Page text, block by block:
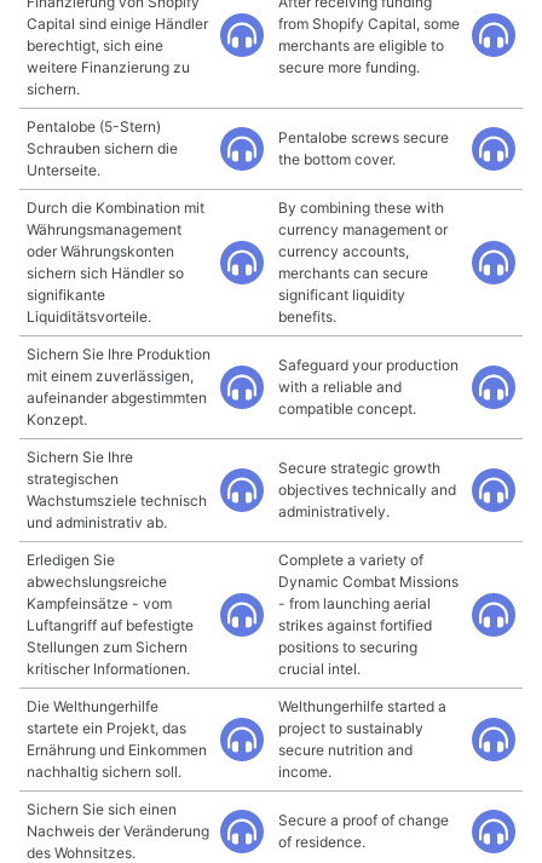
Capital sind einige Händler
berechtigt, sich eine
weitere Finanzierung zu
sichern.
from Shopify Capital, some
merchants are eligible to
secure more funding.
Pentalobe (5-Stern)
Schrauben sichern die
Unterseite.
Pentalobe screws secure
the bottom cover.
Durch die Kombination mit
Währungsmanagement
oder Währungskonten
sichern sich Händler so
signifikante
Liquiditätsvorteile.
By combining these with
currency management or
currency accounts,
merchants can secure
significant liquidity
benefits.
Sichern Sie Ihre Produktion
mit einem zuverlässigen,
aufeinander abgestimmten
Konzept.
Safeguard your production
with a reliable and
compatible concept.
Sichern Sie Ihre
strategischen
Wachstumsziele technisch
und administrativ ab.
Secure strategic growth
objectives technically and
administratively.
Erledigen Sie
abwechslungsreiche
Kampfeinsätze - vom
Luftangriff auf befestigte
Stellungen zum Sichern
kritischer Informationen.
Complete a variety of
Dynamic Combat Missions
- from launching aerial
strikes against fortified
positions to securing
crucial intel.
Die Welthungerhilfe
startete ein Projekt, das
Ernährung und Einkommen
nachhaltig sichern soll.
Welthungerhilfe started a
project to sustainably
secure nutrition and
income.
Sichern Sie sich einen
Nachweis der Veränderung
des Wohnsitzes.
Secure a proof of change
of residence.